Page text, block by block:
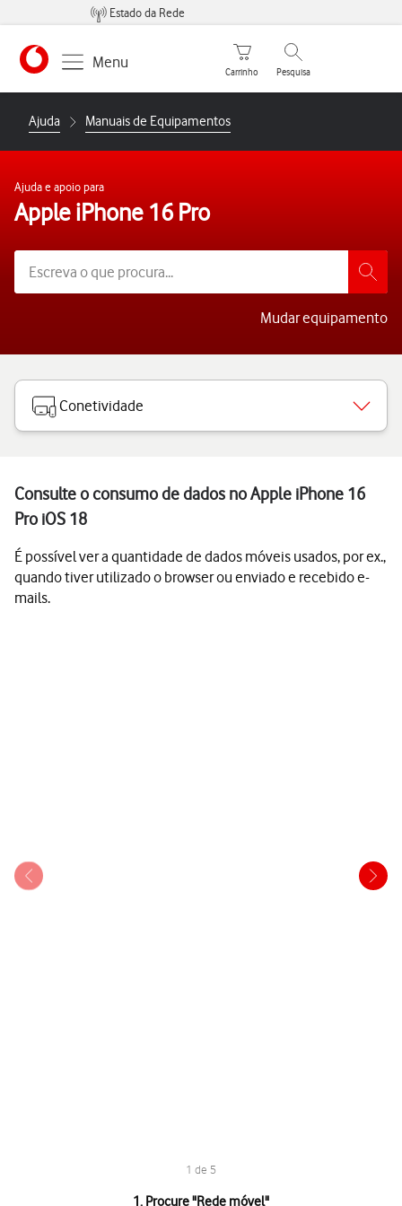
Estado da Rede
https://www.vodafone.pt
Menu
Carrinho de compras
Carrinho
Pesquisar
Pesquisa
Ajuda Manuais de Equipamentos
Ajuda e apoio para
Apple iPhone 16 Pro
Mudar equipamento
Conetividade
Consulte o consumo de dados no Apple iPhone 16
Pro iOS 18
É possível ver a quantidade de dados móveis usados, por ex.,
quando tiver utilizado o browser ou enviado e recebido e-
mails.
1 de 5
1. Procure "Rede móvel"